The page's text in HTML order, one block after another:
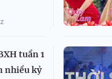
tuần 1
nhiều kỷ